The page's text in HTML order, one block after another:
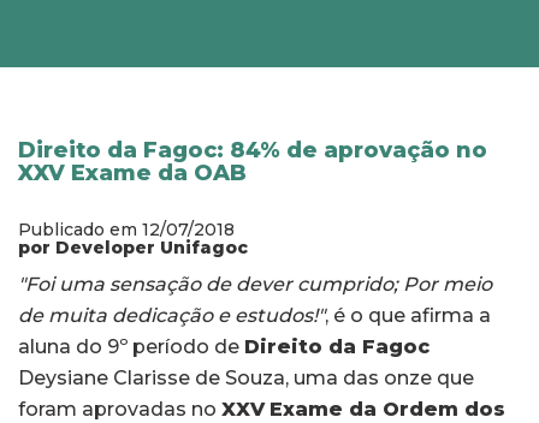
Direito da Fagoc: 84% de aprovação no
XXV Exame da OAB
Publicado em 12/07/2018
por Developer Unifagoc
"Foi uma sensação de dever cumprido; Por meio
de muita dedicação e estudos!", é o que afirma a
aluna do 9º período de Direito da Fagoc
Deysiane Clarisse de Souza, uma das onze que
foram aprovadas no XXV Exame da Ordem dos